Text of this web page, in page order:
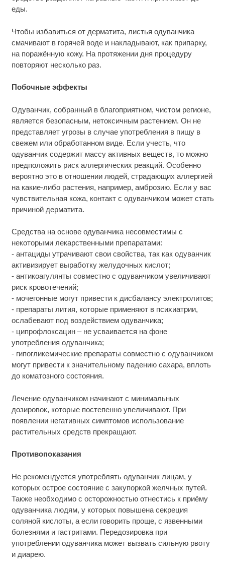
еды.
Чтобы избавиться от дерматита, листья одуванчика
смачивают в горячей воде и накладывают, как припарку,
на поражённую кожу. На протяжении дня процедуру
повторяют несколько раз.
Побочные эффекты
Одуванчик, собранный в благоприятном, чистом регионе,
является безопасным, нетоксичным растением. Он не
представляет угрозы в случае употребления в пищу в
свежем или обработанном виде. Если учесть, что
одуванчик содержит массу активных веществ, то можно
предположить риск аллергических реакций. Особенно
вероятно это в отношении людей, страдающих аллергией
на какие-либо растения, например, амброзию. Если у вас
чувствительная кожа, контакт с одуванчиком может стать
причиной дерматита.
Средства на основе одуванчика несовместимы с
некоторыми лекарственными препаратами:
- антациды утрачивают свои свойства, так как одуванчик
активизирует выработку желудочных кислот;
- антикоагулянты совместно с одуванчиком увеличивают
риск кровотечений;
- мочегонные могут привести к дисбалансу электролитов;
- препараты лития, которые применяют в психиатрии,
ослабевают под воздействием одуванчика;
- ципрофлоксацин – не усваивается на фоне
употребления одуванчика;
- гипогликемические препараты совместно с одуванчиком
могут привести к значительному падению сахара, вплоть
до коматозного состояния.
Лечение одуванчиком начинают с минимальных
дозировок, которые постепенно увеличивают. При
появлении негативных симптомов использование
растительных средств прекращают.
Противопоказания
Не рекомендуется употреблять одуванчик лицам, у
которых острое состояние с закупоркой желчных путей.
Также необходимо с осторожностью отнестись к приёму
одуванчика людям, у которых повышена секреция
соляной кислоты, а если говорить проще, с язвенными
болезнями и гастритами. Передозировка при
употреблении одуванчика может вызвать сильную рвоту
и диарею.